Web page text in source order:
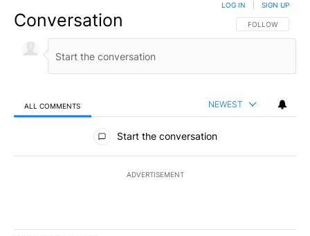
Conversation FOLLOW THIS
FOLLOW
LOG IN SIGN UP
ALL COMMENTS NEWEST
All Comments
Start the conversation
ADVERTISEMENT